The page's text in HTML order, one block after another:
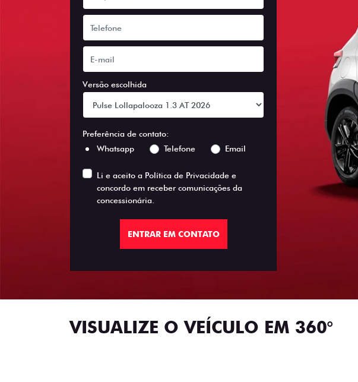
Versão escolhida
Preferência de contato:
Whatsapp
Telefone Email
Li e aceito a Política de Privacidade e
concordo em receber comunicações da
concessionária.
ENTRAR EM CONTATO
VISUALIZE O VEÍCULO EM 360°